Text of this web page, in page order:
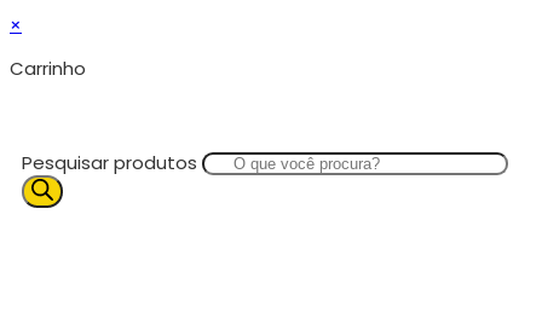
×
Carrinho
Pesquisar produtos